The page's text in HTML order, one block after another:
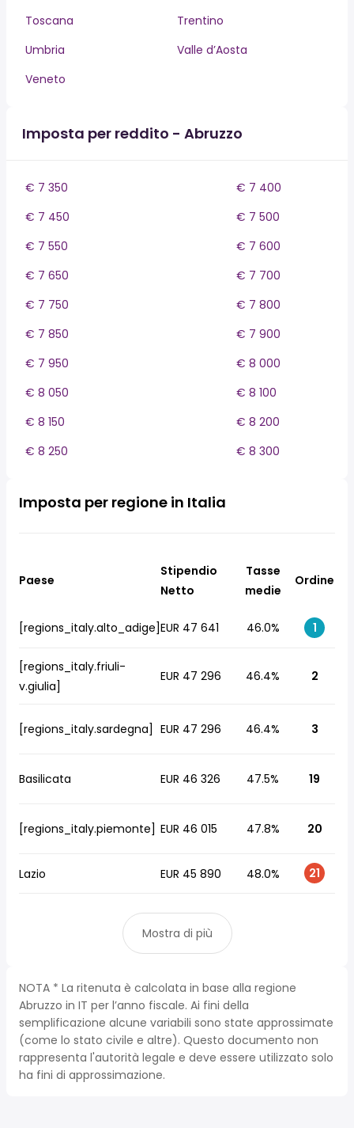
Toscana
Trentino
Umbria
Valle d’Aosta
Veneto
Imposta per reddito - Abruzzo
€ 7 350
€ 7 400
€ 7 450
€ 7 500
€ 7 550
€ 7 600
€ 7 650
€ 7 700
€ 7 750
€ 7 800
€ 7 850
€ 7 900
€ 7 950
€ 8 000
€ 8 050
€ 8 100
€ 8 150
€ 8 200
€ 8 250
€ 8 300
Imposta per regione in Italia
Paese
Stipendio
Netto
Tasse
medie
Ordine
[regions_italy.alto_adige]EUR 47 641 46.0% 1
[regions_italy.friuli-
v.giulia]
EUR 47 296 46.4% 2
[regions_italy.sardegna] EUR 47 296 46.4% 3
Basilicata EUR 46 326 47.5% 19
[regions_italy.piemonte] EUR 46 015 47.8% 20
Lazio EUR 45 890 48.0% 21
Mostra di più
NOTA * La ritenuta è calcolata in base alla regione
Abruzzo in IT per l’anno fiscale. Ai fini della
semplificazione alcune variabili sono state approssimate
(come lo stato civile e altre). Questo documento non
rappresenta l'autorità legale e deve essere utilizzato solo
ha fini di approssimazione.